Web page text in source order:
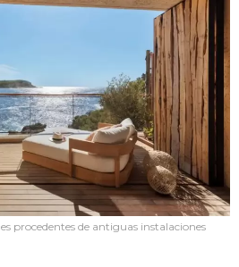
procedentes de antiguas instalaciones